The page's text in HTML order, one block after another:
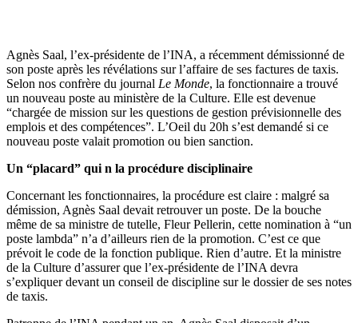
Agnès Saal, l’ex-présidente de l’INA, a récemment démissionné de
son poste après les révélations sur l’affaire de ses factures de taxis.
Selon nos confrère du journal Le Monde, la fonctionnaire a trouvé
un nouveau poste au ministère de la Culture. Elle est devenue
“chargée de mission sur les questions de gestion prévisionnelle des
emplois et des compétences”. L’Oeil du 20h s’est demandé si ce
nouveau poste valait promotion ou bien sanction.
Un “placard” qui n la procédure disciplinaire
Concernant les fonctionnaires, la procédure est claire : malgré sa
démission, Agnès Saal devait retrouver un poste. De la bouche
même de sa ministre de tutelle, Fleur Pellerin, cette nomination à “un
poste lambda” n’a d’ailleurs rien de la promotion. C’est ce que
prévoit le code de la fonction publique. Rien d’autre. Et la ministre
de la Culture d’assurer que l’ex-présidente de l’INA devra
s’expliquer devant un conseil de discipline sur le dossier de ses notes
de taxis.